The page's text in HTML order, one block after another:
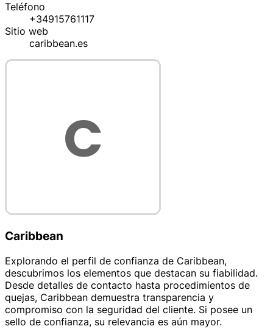
Teléfono
+34915761117
Sitio web
caribbean.es
Caribbean
Explorando el perfil de confianza de Caribbean,
descubrimos los elementos que destacan su fiabilidad.
Desde detalles de contacto hasta procedimientos de
quejas, Caribbean demuestra transparencia y
compromiso con la seguridad del cliente. Si posee un
sello de confianza, su relevancia es aún mayor.